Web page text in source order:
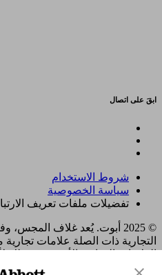
ابقَ على اتصال
شروط الاستخدام
سياسة الخصوصية
تفضيلات ملفات تعريف
© 2025 أبوت. يُعد غلاف
التجارية ذات الصلة علامات
العلامات التجارية الأخرى هي ملك
علامة تجارية، أو اسم تجاري، أو